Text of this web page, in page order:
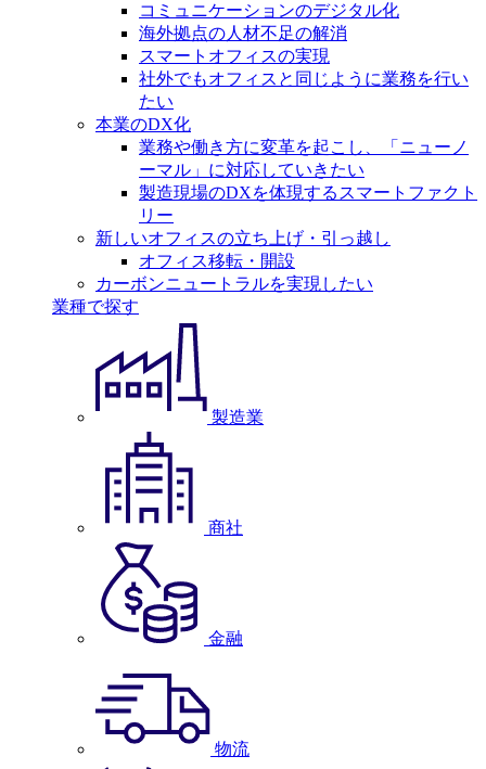
コミュニケーションのデジタル化
海外拠点の人材不足の解消
スマートオフィスの実現
社外でもオフィスと同じように業務を行い
たい
本業のDX化
業務や働き方に変革を起こし、「ニューノ
ーマル」に対応していきたい
製造現場のDXを体現するスマートファクト
リー
新しいオフィスの立ち上げ・引っ越し
オフィス移転・開設
カーボンニュートラルを実現したい
業種で探す
製造業
商社
金融
物流